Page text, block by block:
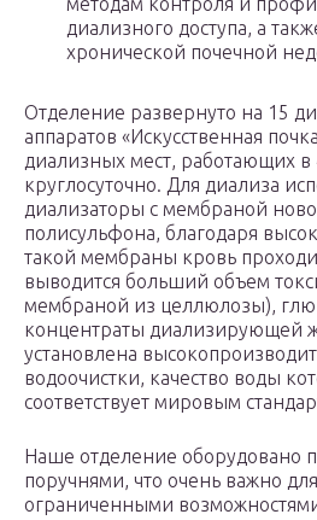
диализного доступа, а
хронической почечной
Отделение развернуто на 15
аппаратов «Искусственная
диализных мест, работающих
круглосуточно. Для диализа
диализаторы с мембраной
полисульфона, благодаря
такой мембраны кровь
выводится больший объем
мембраной из целлюлозы),
концентраты диализирующей
установлена
водоочистки, качество воды
соответствует мировым
Наше отделение оборудовано
поручнями, что очень важно
ограниченными